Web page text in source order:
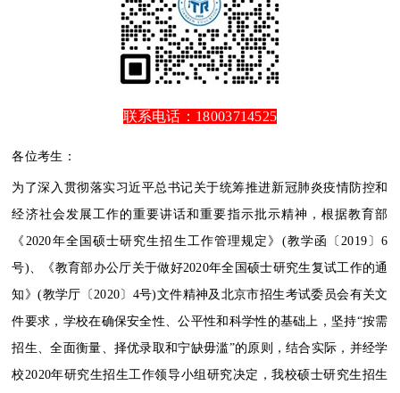
联系电话：18003714525
各位考生：
为了深入贯彻落实习近平总书记关于统筹推进新冠肺炎疫情防控和
经济社会发展工作的重要讲话和重要指示批示精神，根据教育部
《2020年全国硕士研究生招生工作管理规定》(教学函〔2019〕6
号)、《教育部办公厅关于做好2020年全国硕士研究生复试工作的通
知》(教学厅〔2020〕4号)文件精神及北京市招生考试委员会有关文
件要求，学校在确保安全性、公平性和科学性的基础上，坚持“按需
招生、全面衡量、择优录取和宁缺毋滥”的原则，结合实际，并经学
校2020年研究生招生工作领导小组研究决定，我校硕士研究生招生